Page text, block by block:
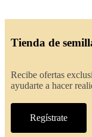
Tienda de
Recibe ofertas
ayudarte a hacer
Regístrate